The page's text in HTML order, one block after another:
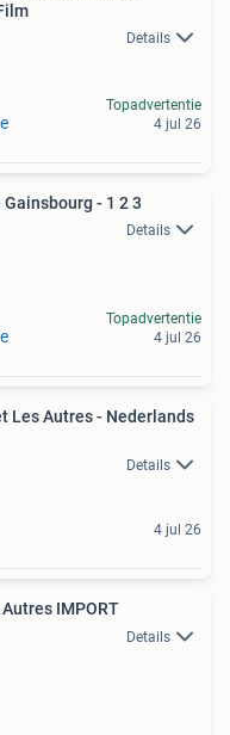
Details
Topadvertentie
4 jul 26
- 1 2 3
Details
Topadvertentie
4 jul 26
Les Autres - Nederlands
Details
4 jul 26
IMPORT
Details